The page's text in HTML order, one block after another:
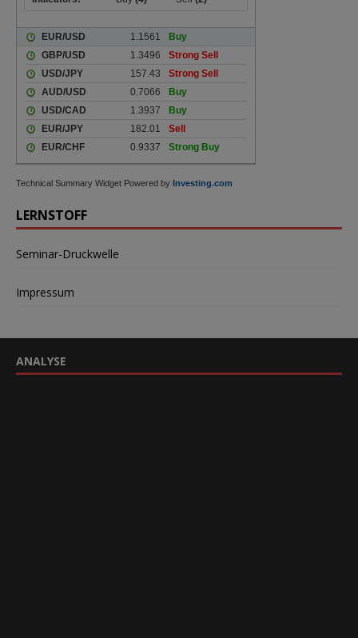
Technical Summary Widget Powered by Investing.com
LERNSTOFF
Seminar-Druckwelle
Impressum
ANALYSE